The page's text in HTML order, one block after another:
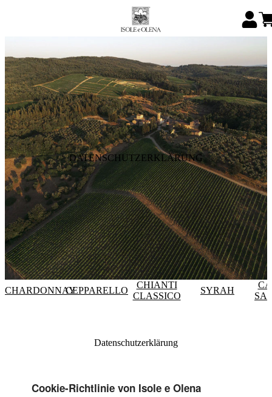
DATENSCHUTZERKLÄRUNG
CHARDONNAYCEPPARELLO
CHIANTI
CLASSICO
SYRAH
Datenschutzerklärung
Cookie-Richtlinie von Isole e Olena